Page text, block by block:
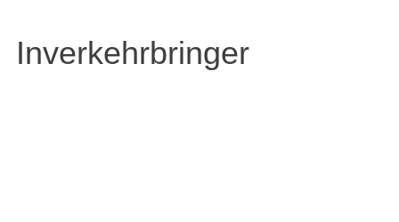
Inverkehrbringer